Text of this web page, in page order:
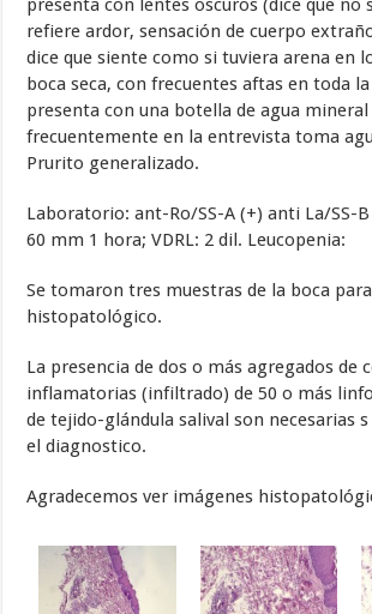
presenta con lentes oscuros (dice que no
refiere ardor, sensación de cuerpo
dice que siente como si tuviera arena en
boca seca, con frecuentes aftas en toda
presenta con una botella de agua mineral
frecuentemente en la entrevista toma
Prurito generalizado.
Laboratorio: ant-Ro/SS-A (+) anti La/SS-B
60 mm 1 hora; VDRL: 2 dil. Leucopenia:
Se tomaron tres muestras de la boca
histopatológico.
La presencia de dos o más agregados de
inflamatorias (infiltrado) de 50 o más
de tejido-glándula salival son necesarias
el diagnostico.
Agradecemos ver imágenes